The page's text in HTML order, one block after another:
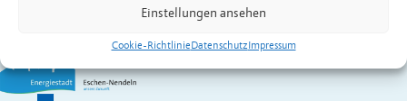
Einstellungen ansehen
Cookie-RichtlinieDatenschutzImpressum